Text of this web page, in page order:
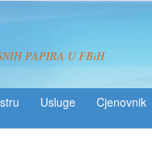
PAPIRA U FBiH
Usluge